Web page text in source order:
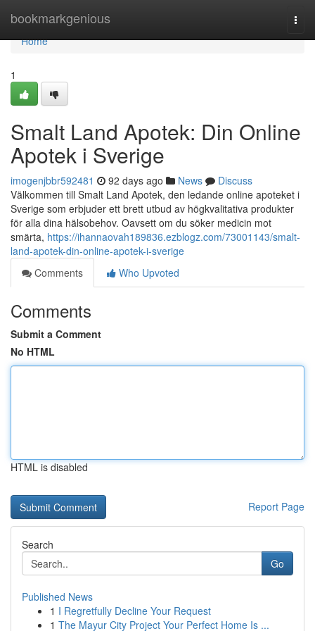
bookmarkgenious
Home
Home
1
Smalt Land Apotek: Din Online
Apotek i Sverige
imogenjbbr592481 92 days ago News
Discuss
Välkommen till Smalt Land Apotek, den ledande online apoteket i
Sverige som erbjuder ett brett utbud av högkvalitativa produkter
för alla dina hälsobehov. Oavsett om du söker medicin mot
smärta, https://ihannaovah189836.ezblogz.com/73001143/smalt-
land-apotek-din-online-apotek-i-sverige
Comments
Who Upvoted
Comments
Submit a Comment
No HTML
HTML is disabled
Report Page
Search
Go
Published News
1 I Regretfully Decline Your Request
1 The Mayur City Project Your Perfect Home Is ...